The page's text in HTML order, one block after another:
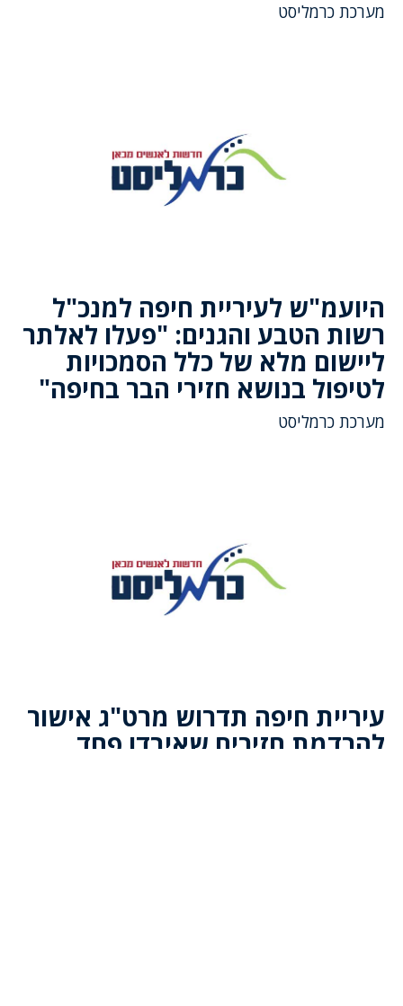
מערכת כרמליסט
היועמ"ש לעיריית חיפה למנכ"ל
רשות הטבע והגנים: "פעלו לאלתר
ליישום מלא של כלל הסמכויות
לטיפול בנושא חזירי הבר בחיפה"
מערכת כרמליסט
עיריית חיפה תדרוש מרט"ג אישור
להרדמת חזירים שאיבדו פחד,